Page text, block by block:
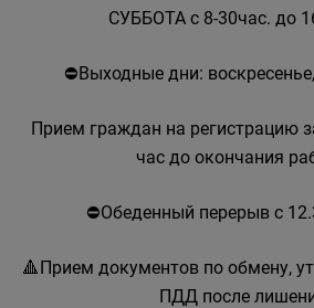
СУББОТА с 8-30час. до
⛔Выходные дни:
Прием граждан на регистрацию
час до окончания
⛔Обеденный перерыв с
🔺Прием документов по обмену,
ПДД после